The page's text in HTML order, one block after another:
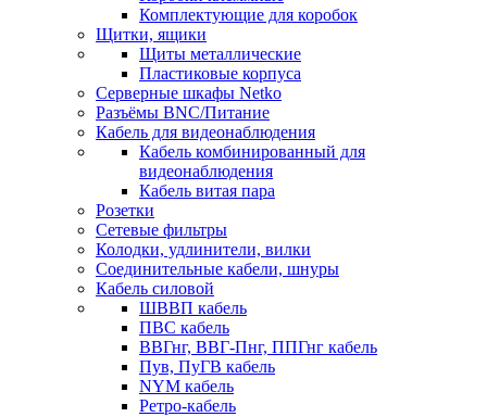
Комплектующие для коробок
Щитки, ящики
Щиты металлические
Пластиковые корпуса
Серверные шкафы Netko
Разъёмы BNC/Питание
Кабель для видеонаблюдения
Кабель комбинированный для
видеонаблюдения
Кабель витая пара
Розетки
Сетевые фильтры
Колодки, удлинители, вилки
Соединительные кабели, шнуры
Кабель силовой
ШВВП кабель
ПВС кабель
ВВГнг, ВВГ-Пнг, ППГнг кабель
Пув, ПуГВ кабель
NYM кабель
Ретро-кабель